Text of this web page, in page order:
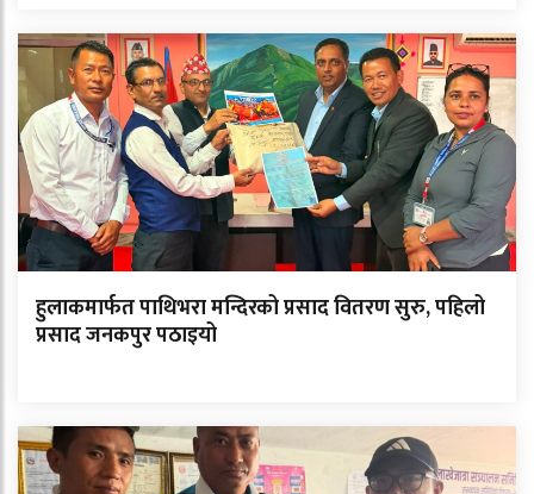
हुलाकमार्फत पाथिभरा मन्दिरको प्रसाद वितरण सुरु, पहिलो
प्रसाद जनकपुर पठाइयो